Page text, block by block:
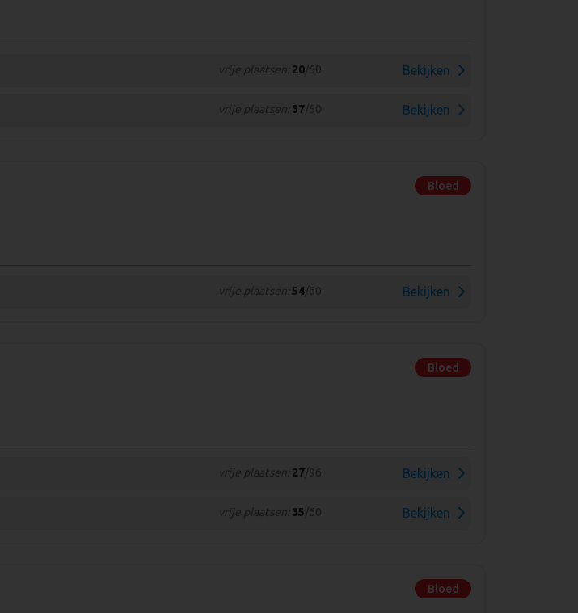
vrije plaatsen: 20/50 Bekijken
vrije plaatsen: 37/50 Bekijken
Bloed
vrije plaatsen: 54/60 Bekijken
Bloed
vrije plaatsen: 27/96 Bekijken
vrije plaatsen: 35/60 Bekijken
Bloed